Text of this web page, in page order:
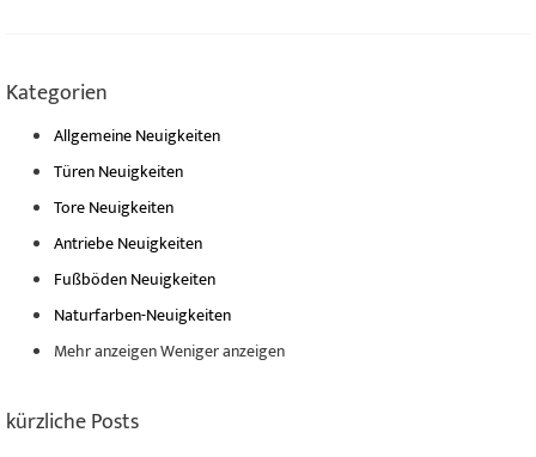
Kategorien
Allgemeine Neuigkeiten
Türen Neuigkeiten
Tore Neuigkeiten
Antriebe Neuigkeiten
Fußböden Neuigkeiten
Naturfarben-Neuigkeiten
Mehr anzeigenWeniger anzeigen
kürzliche Posts